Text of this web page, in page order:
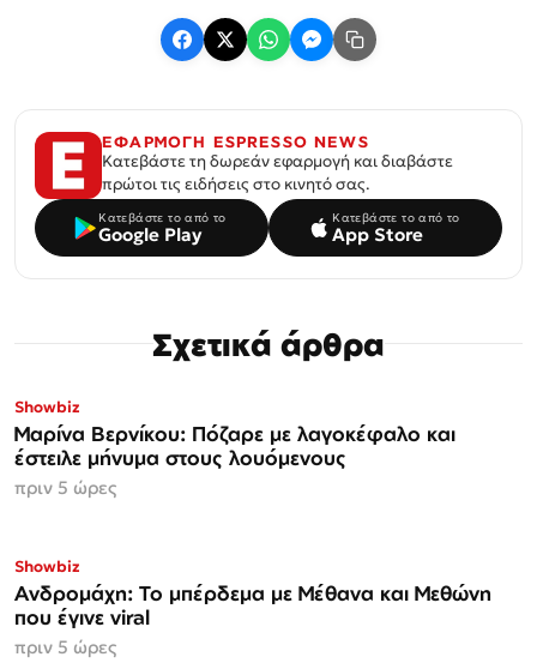
ΕΦΑΡΜΟΓΗ ESPRESSO NEWS
Κατεβάστε τη δωρεάν εφαρμογή και διαβάστε
πρώτοι τις ειδήσεις στο κινητό σας.
Κατεβάστε το από το
Google Play
Κατεβάστε το από το
App Store
Σχετικά άρθρα
Showbiz
Μαρίνα Βερνίκου: Πόζαρε με λαγοκέφαλο και
έστειλε μήνυμα στους λουόμενους
πριν 5 ώρες
Showbiz
Ανδρομάχη: Το μπέρδεμα με Μέθανα και Μεθώνη
που έγινε viral
πριν 5 ώρες